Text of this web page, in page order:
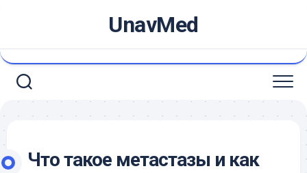
UnavMed
Что такое метастазы и как